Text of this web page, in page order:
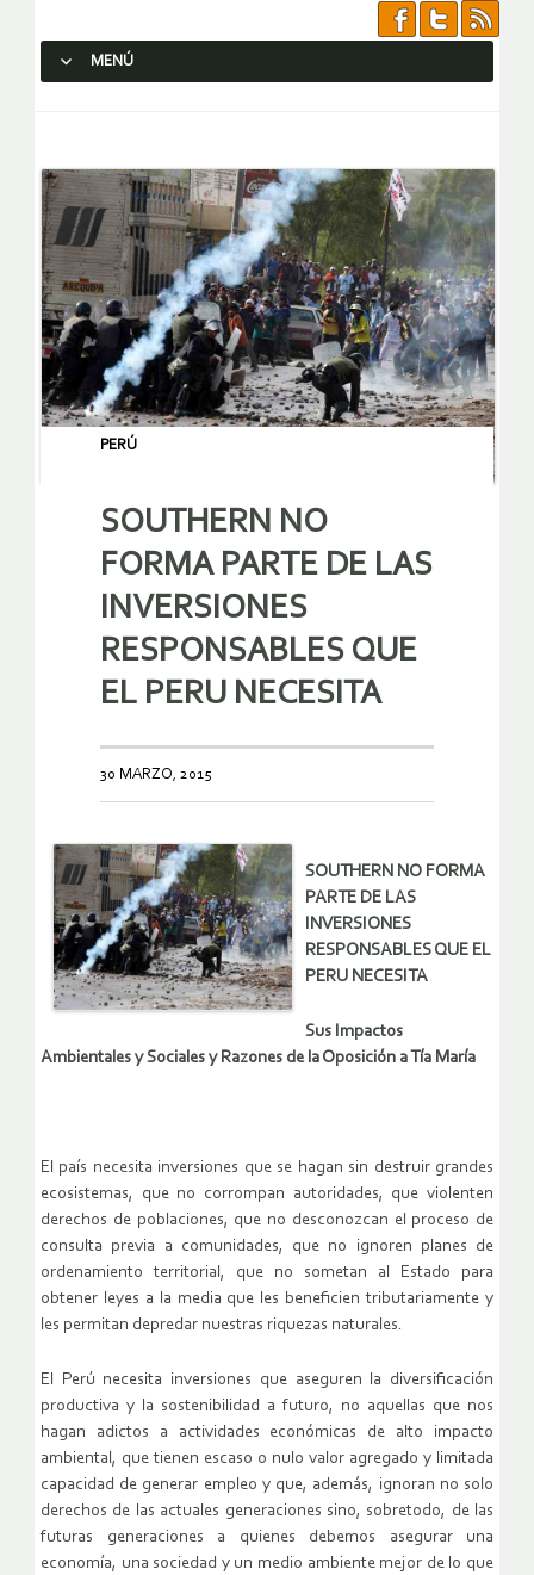
MENÚ
PERÚ
SOUTHERN NO
FORMA PARTE DE LAS
INVERSIONES
RESPONSABLES QUE
EL PERU NECESITA
30 MARZO, 2015
SOUTHERN NO FORMA
PARTE DE LAS
INVERSIONES
RESPONSABLES QUE EL
PERU NECESITA
Sus Impactos
Ambientales y Sociales y Razones de la Oposición a Tía María
El país necesita inversiones que se hagan sin destruir grandes
ecosistemas, que no corrompan autoridades, que violenten
derechos de poblaciones, que no desconozcan el proceso de
consulta previa a comunidades, que no ignoren planes de
ordenamiento territorial, que no sometan al Estado para
obtener leyes a la media que les beneficien tributariamente y
les permitan depredar nuestras riquezas naturales.
El Perú necesita inversiones que aseguren la diversificación
productiva y la sostenibilidad a futuro, no aquellas que nos
hagan adictos a actividades económicas de alto impacto
ambiental, que tienen escaso o nulo valor agregado y limitada
capacidad de generar empleo y que, además, ignoran no solo
derechos de las actuales generaciones sino, sobretodo, de las
futuras generaciones a quienes debemos asegurar una
economía, una sociedad y un medio ambiente mejor de lo que